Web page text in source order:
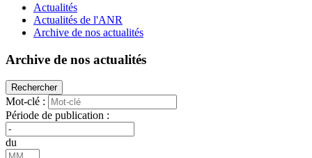
Actualités
Actualités de l'ANR
Archive de nos actualités
Archive de nos actualités
Rechercher
Mot-clé :
Période de publication :
du